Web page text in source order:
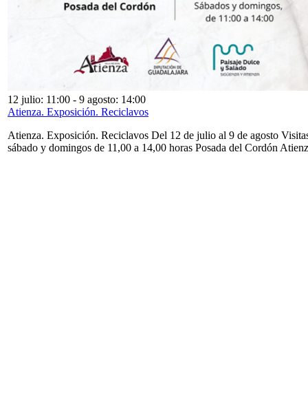
12 julio: 11:00 - 9 agosto: 14:00
Atienza. Exposición. Reciclavos
Atienza. Exposición. Reciclavos Del 12 de julio al 9 de agosto
sábado y domingos de 11,00 a 14,00 horas Posada del Cordón